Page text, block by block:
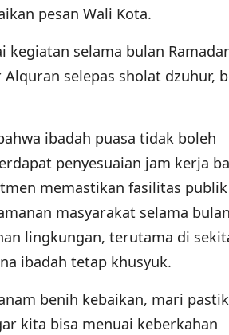
pesan Wali Kota.
selama bulan
selepas sholat dzuhur,
ibadah puasa tidak boleh
penyesuaian jam kerja
memastikan fasilitas
masyarakat selama
lingkungan, terutama di
ibadah tetap khusyuk.
benih kebaikan, mari
kita bisa menuai keberkahan